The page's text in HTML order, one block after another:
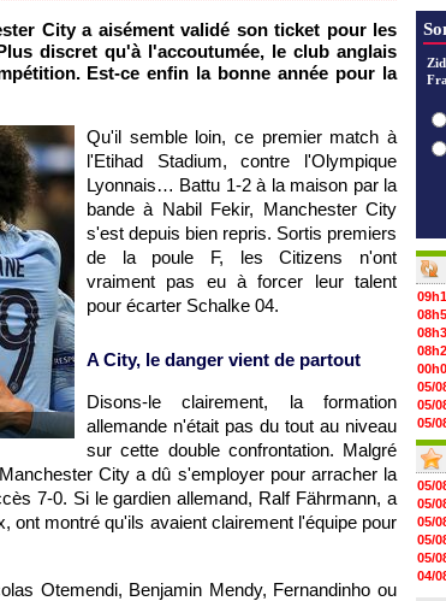
City a aisément validé son ticket pour les
discret qu'à l'accoutumée, le club anglais
Est-ce enfin la bonne année pour la
Qu'il semble loin, ce premier match à
l'Etihad Stadium, contre l'Olympique
Lyonnais… Battu 1-2 à la maison par la
bande à Nabil Fekir, Manchester City
s'est depuis bien repris. Sortis premiers
de la poule F, les Citizens n'ont
vraiment pas eu à forcer leur talent
pour écarter Schalke 04.
A City, le danger vient de partout
Disons-le clairement, la formation
allemande n'était pas du tout au niveau
sur cette double confrontation. Malgré
City a dû s'employer pour arracher la
7-0. Si le gardien allemand, Ralf Fährmann, a
ont montré qu'ils avaient clairement l'équipe pour
Otemendi, Benjamin Mendy, Fernandinho ou
05/
05/
05/
05/
05/08
05/
05/
05/
05/
05/
05/
05/
05/
05/
05/
05/
05/
04/